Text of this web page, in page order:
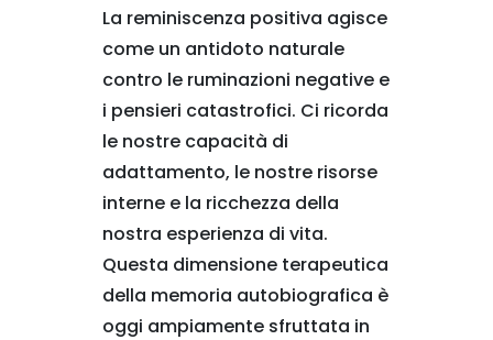
La reminiscenza positiva agisce
come un antidoto naturale
contro le ruminazioni negative e
i pensieri catastrofici. Ci ricorda
le nostre capacità di
adattamento, le nostre risorse
interne e la ricchezza della
nostra esperienza di vita.
Questa dimensione terapeutica
della memoria autobiografica è
oggi ampiamente sfruttata in